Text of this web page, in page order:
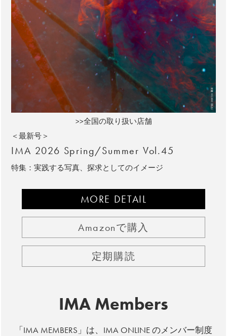
>>全国の取り扱い店舗
＜最新号＞
IMA 2026 Spring/Summer Vol.45
特集：実践する写真、探求としてのイメージ
MORE DETAIL
Amazonで購入
定期購読
IMA Members
「IMA MEMBERS」は、IMA ONLINE のメンバー制度